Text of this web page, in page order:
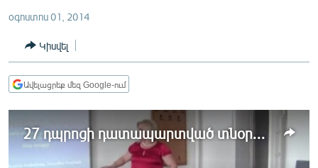
ՏՆՏԵՍՈՒԹՅՈՒՆ
ՂԱՐԱԲԱՂ
ՏԱՐԱԾԱՇՐՋԱՆ
ՄԻՋԱԶԳԱՅԻՆ
օգոստոս 01, 2014
Կիսվել
Ավելացրեք մեզ Google-ում
27 դպրոցի դատապարտված տնօրենը կրկին հավակնում է նույն պաշտոնին